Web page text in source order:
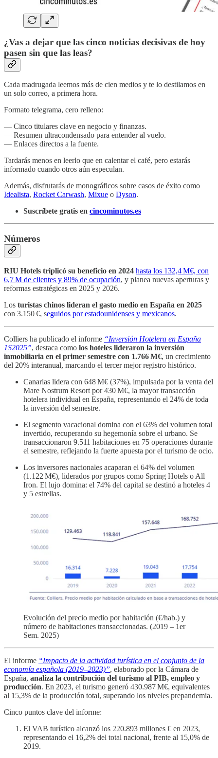
¿Vas a dejar que las cinco noticias decisivas de hoy
pasen sin que las leas?
Cada madrugada leemos más de cien medios y te lo destilamos en
un solo correo, a primera hora.
Formato telegrama, cero relleno:
— Cinco titulares clave en negocio y finanzas.
— Resumen ultracondensado para entender al vuelo.
— Enlaces directos a la fuente.
Tardarás menos en leerlo que en calentar el café, pero estarás
informado cuando otros aún especulan.
Además, disfrutarás de monográficos sobre casos de éxito como
Idealista, Rocket Carwash, Mixue o Dyson.
Suscríbete gratis en cincominutos.es
Números
RIU Hotels triplicó su beneficio en 2024 hasta los 132,4 M€, con
6,7 M de clientes y 89% de ocupación, y planea nuevas aperturas y
reformas estratégicas en 2025 y 2026.
Los turistas chinos lideran el gasto medio en España en 2025
con 3.150 €, seguidos por estadounidenses y mexicanos.
Colliers ha publicado el informe “Inversión Hotelera en España
1S2025”, destaca como los hoteles lideraron la inversión
inmobiliaria en el primer semestre con 1.766 M€, un crecimiento
del 20% interanual, marcando el tercer mejor registro histórico.
Canarias lidera con 648 M€ (37%), impulsada por la venta del
Mare Nostrum Resort por 430 M€, la mayor transacción
hotelera individual en España, representando el 24% de toda
la inversión del semestre.
El segmento vacacional domina con el 63% del volumen total
invertido, recuperando su hegemonía sobre el urbano. Se
transaccionaron 9.511 habitaciones en 75 operaciones durante
el semestre, reflejando la fuerte apuesta por el turismo de ocio.
Los inversores nacionales acaparan el 64% del volumen
(1.122 M€), liderados por grupos como Spring Hotels o All
Iron. El lujo domina: el 74% del capital se destinó a hoteles 4
y 5 estrellas.
Evolución del precio medio por habitación (€/hab.) y
número de habitaciones transaccionadas. (2019 – 1er
Sem. 2025)
El informe “Impacto de la actividad turística en el conjunto de la
economía española (2019–2023)”, elaborado por la Cámara de
España, analiza la contribución del turismo al PIB, empleo y
producción. En 2023, el turismo generó 430.987 M€, equivalentes
al 15,3% de la producción total, superando los niveles prepandemia.
Cinco puntos clave del informe:
El VAB turístico alcanzó los 220.893 millones € en 2023,
representando el 16,2% del total nacional, frente al 15,0% de
2019.